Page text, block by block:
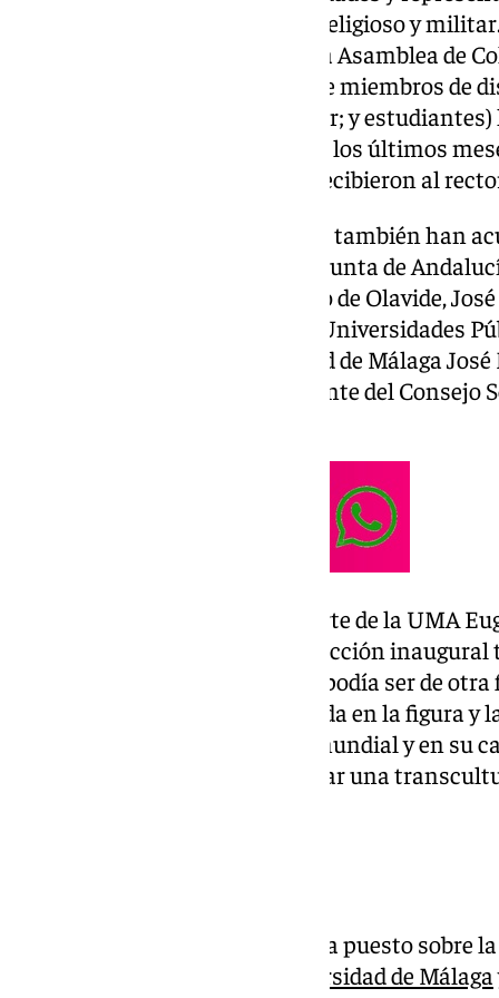
económico, social, académico, religioso y
salpicado por una protesta de la Asamblea de
del paraninfo. Varias decenas de miembros de
(personal docente e investigador; y
recortes que están sufriendo en los últimos
profesor, ya se te ha olvidado» recibieron al
A la ceremonia de inauguración también han
general de Universidades de la Junta de
el rector de la Universidad Pablo de Olavide,
presidente de la Asociación de Universidades
los ex rectores de la Universidad de Málaga
Adelaida de la Calle, y el presidente del
El catedrático de Historia del Arte de la UMA
encargado de pronunciar una lección
de la Négritude’ y que, como no podía ser de
en la materia, ha estado centrada en la figura
innovación que aportó al arte mundial y en su
sumarlas y, por tanto, desarrollar una
Durante su discurso, el rector ha puesto sobre
Universidad de Málaga